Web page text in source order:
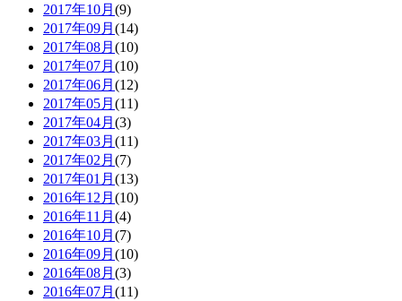
2017年10月 (9)
2017年09月 (14)
2017年08月 (10)
2017年07月 (10)
2017年06月 (12)
2017年05月 (11)
2017年04月 (3)
2017年03月 (11)
2017年02月 (7)
2017年01月 (13)
2016年12月 (10)
2016年11月 (4)
2016年10月 (7)
2016年09月 (10)
2016年08月 (3)
2016年07月 (11)